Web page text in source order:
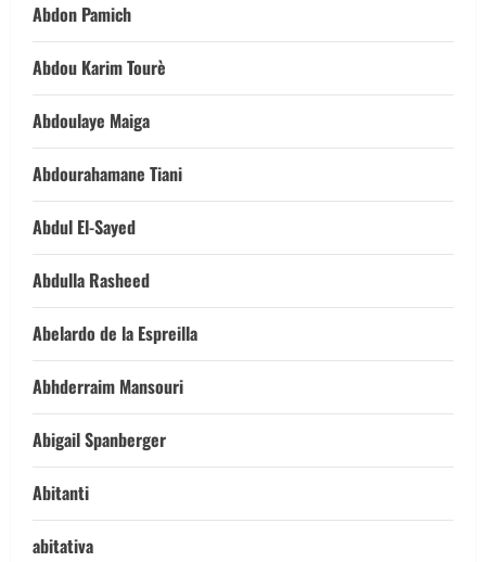
Abdon Pamich
Abdou Karim Tourè
Abdoulaye Maiga
Abdourahamane Tiani
Abdul El-Sayed
Abdulla Rasheed
Abelardo de la Espreilla
Abhderraim Mansouri
Abigail Spanberger
Abitanti
abitativa